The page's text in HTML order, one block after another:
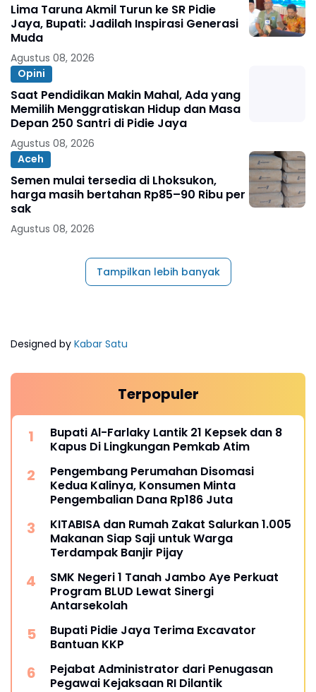
Lima Taruna Akmil Turun ke SR Pidie
Jaya, Bupati: Jadilah Inspirasi Generasi
Muda
Agustus 08, 2026
Opini
Saat Pendidikan Makin Mahal, Ada yang
Memilih Menggratiskan Hidup dan Masa
Depan 250 Santri di Pidie Jaya
Agustus 08, 2026
Aceh
Semen mulai tersedia di Lhoksukon,
harga masih bertahan Rp85–90 Ribu per
sak
Agustus 08, 2026
Tampilkan lebih banyak
Designed by Kabar Satu
Terpopuler
Bupati Al-Farlaky Lantik 21 Kepsek dan 8
Kapus Di Lingkungan Pemkab Atim
Pengembang Perumahan Disomasi
Kedua Kalinya, Konsumen Minta
Pengembalian Dana Rp186 Juta
KITABISA dan Rumah Zakat Salurkan 1.005
Makanan Siap Saji untuk Warga
Terdampak Banjir Pijay
SMK Negeri 1 Tanah Jambo Aye Perkuat
Program BLUD Lewat Sinergi
Antarsekolah
Bupati Pidie Jaya Terima Excavator
Bantuan KKP
Pejabat Administrator dari Penugasan
Pegawai Kejaksaan RI Dilantik